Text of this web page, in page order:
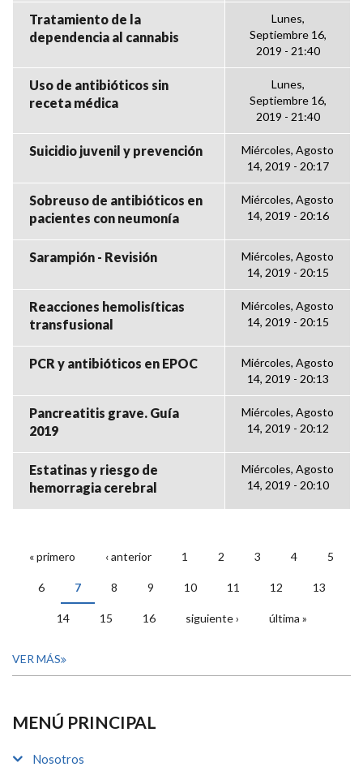
Tratamiento de la
dependencia al cannabis
Lunes,
Septiembre 16,
2019 - 21:40
Uso de antibióticos sin
receta médica
Lunes,
Septiembre 16,
2019 - 21:40
Suicidio juvenil y prevención
Miércoles, Agosto
14, 2019 - 20:17
Sobreuso de antibióticos en
pacientes con neumonía
Miércoles, Agosto
14, 2019 - 20:16
Sarampión - Revisión
Miércoles, Agosto
14, 2019 - 20:15
Reacciones hemolisíticas
transfusional
Miércoles, Agosto
14, 2019 - 20:15
PCR y antibióticos en EPOC
Miércoles, Agosto
14, 2019 - 20:13
Pancreatitis grave. Guía
2019
Miércoles, Agosto
14, 2019 - 20:12
Estatinas y riesgo de
hemorragia cerebral
Miércoles, Agosto
14, 2019 - 20:10
PÁGINAS
« primero ‹ anterior 1 2 3 4 5
6 7 8 9 10 11 12 13
14 15 16 siguiente › última »
VER MÁS
MENÚ PRINCIPAL
Nosotros